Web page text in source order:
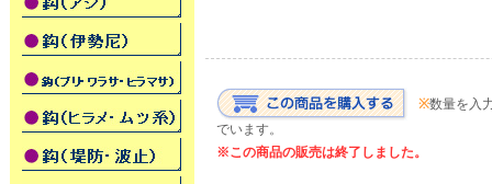
※数量を入
でいます。
※この商品の販売は終了しました。